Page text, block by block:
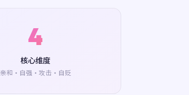
4
核心维度
亲和·自强·攻击·自贬